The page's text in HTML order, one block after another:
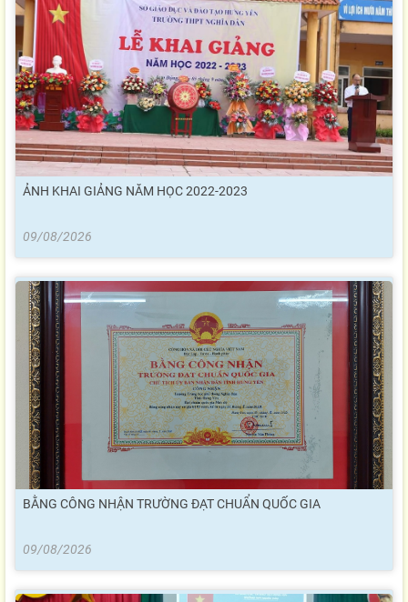
ẢNH KHAI GIẢNG NĂM HỌC 2022-2023
09/08/2026
BẰNG CÔNG NHẬN TRƯỜNG ĐẠT CHUẨN QUỐC GIA
09/08/2026